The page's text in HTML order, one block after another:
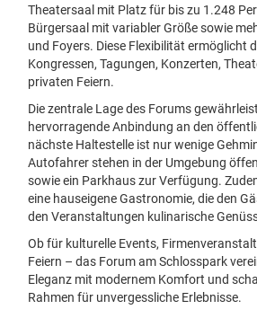
Theatersaal mit Platz für bis zu 1.248
Bürgersaal mit variabler Größe sowie
und Foyers. Diese Flexibilität ermöglicht
Kongressen, Tagungen, Konzerten,
privaten Feiern.
Die zentrale Lage des Forums
hervorragende Anbindung an den
nächste Haltestelle ist nur wenige
Autofahrer stehen in der Umgebung
sowie ein Parkhaus zur Verfügung.
eine hauseigene Gastronomie, die den
den Veranstaltungen kulinarische
Ob für kulturelle Events,
Feiern – das Forum am Schlosspark
Eleganz mit modernem Komfort und
Rahmen für unvergessliche Erlebnisse.